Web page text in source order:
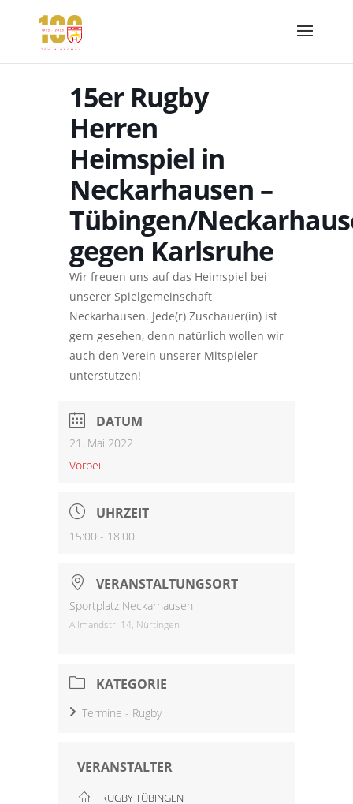
15er Rugby
Herren
Heimspiel in
Neckarhausen –
Tübingen/
gegen Karlsruhe
Wir freuen uns auf das Heimspiel bei
unserer Spielgemeinschaft
Neckarhausen. Jede(r) Zuschauer(in) ist
gern gesehen, denn natürlich wollen wir
auch den Verein unserer Mitspieler
unterstützen!
DATUM
21. Mai 2022
Vorbei!
UHRZEIT
15:00 - 18:00
VERANSTALTUNGSORT
Sportplatz Neckarhausen
Allmandstr. 14, Nürtingen
KATEGORIE
Termine - Rugby
VERANSTALTER
RUGBY TÜBINGEN